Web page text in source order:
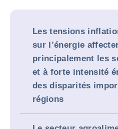
Les tensions
sur l’énergie
principalement les
et à forte intensité
des disparités
régions